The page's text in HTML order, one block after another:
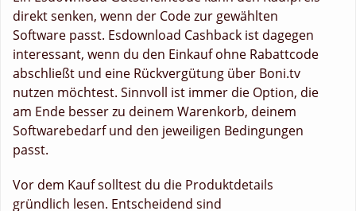
direkt senken, wenn der Code zur gewählten
Software passt. Esdownload Cashback ist dagegen
interessant, wenn du den Einkauf ohne Rabattcode
abschließt und eine Rückvergütung über Boni.tv
nutzen möchtest. Sinnvoll ist immer die Option, die
am Ende besser zu deinem Warenkorb, deinem
Softwarebedarf und den jeweiligen Bedingungen
passt.
Vor dem Kauf solltest du die Produktdetails
gründlich lesen. Entscheidend sind